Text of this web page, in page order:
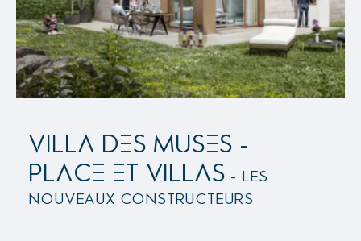
VILLA DES MUSES -
PLACE ET VILLAS - Les
Nouveaux Constructeurs